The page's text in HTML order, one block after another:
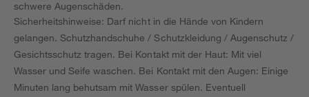
schwere Augenschäden.
Sicherheitshinweise: Darf nicht in die Hände von Kindern
gelangen. Schutzhandschuhe / Schutzkleidung / Augenschutz /
Gesichtsschutz tragen. Bei Kontakt mit der Haut: Mit viel
Wasser und Seife waschen. Bei Kontakt mit den Augen: Einige
Minuten lang behutsam mit Wasser spülen. Eventuell